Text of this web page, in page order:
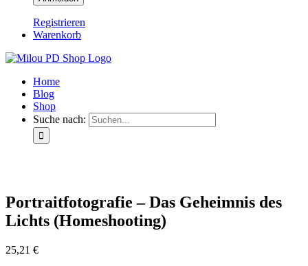
Registrieren
Warenkorb
Home
Blog
Shop
Suche nach:
Portraitfotografie – Das Geheimnis des
Lichts (Homeshooting)
25,21 €